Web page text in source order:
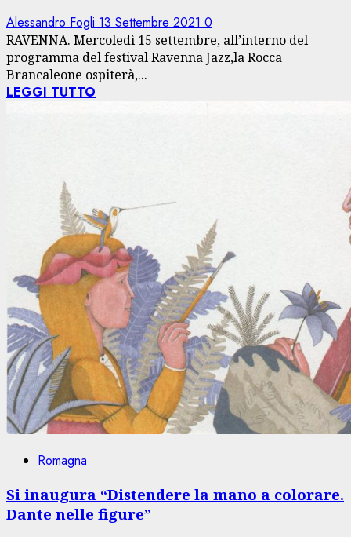
Alessandro Fogli 13 Settembre 2021 0
RAVENNA. Mercoledì 15 settembre, all’interno del
programma del festival Ravenna Jazz,la Rocca
Brancaleone ospiterà,...
LEGGI TUTTO
Romagna
Si inaugura “Distendere la mano a colorare.
Dante nelle figure”